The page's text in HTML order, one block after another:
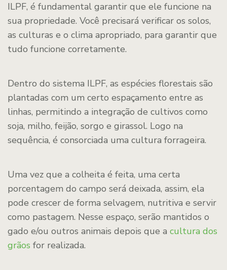
ILPF, é fundamental garantir que ele funcione na
sua propriedade. Você precisará verificar os solos,
as culturas e o clima apropriado, para garantir que
tudo funcione corretamente.
Dentro do sistema ILPF, as espécies florestais são
plantadas com um certo espaçamento entre as
linhas, permitindo a integração de cultivos como
soja, milho, feijão, sorgo e girassol. Logo na
sequência, é consorciada uma cultura forrageira.
Uma vez que a colheita é feita, uma certa
porcentagem do campo será deixada, assim, ela
pode crescer de forma selvagem, nutritiva e servir
como pastagem. Nesse espaço, serão mantidos o
gado e/ou outros animais depois que a cultura dos
grãos for realizada.